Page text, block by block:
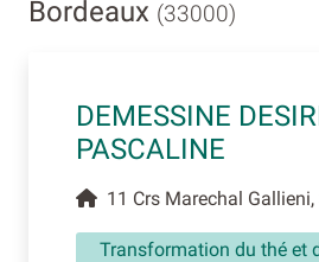
Bordeaux (33000)
DEMESSINE
PASCALINE
11 Crs Marechal
Transformation du thé et